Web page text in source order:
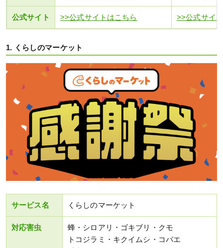
公式サイト >>公式サイトはこちら >>公式サイ
1. くらしのマーケット
サービス名 くらしのマーケット
対応害虫
蜂・シロアリ・ゴキブリ・クモ
トコジラミ・キクイムシ・コバエ